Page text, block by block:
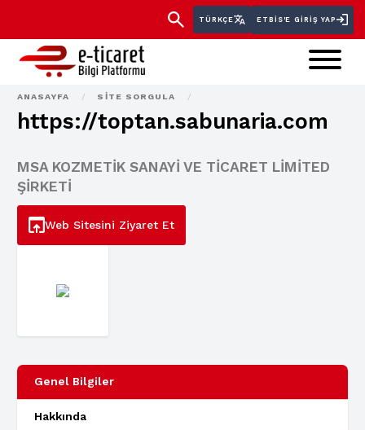
TÜRKÇE ETBİS'E GIRIŞ YAP
ANASAYFA / SITE SORGULA /
https://toptan.sabunaria.com
MSA KOZMETİK SANAYİ VE TİCARET LİMİTED
ŞİRKETİ
Web Sitesini Ziyaret Et
Genel Bilgiler
Hakkında